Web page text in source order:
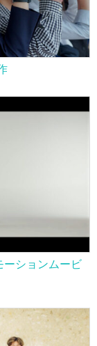
ーションムービ